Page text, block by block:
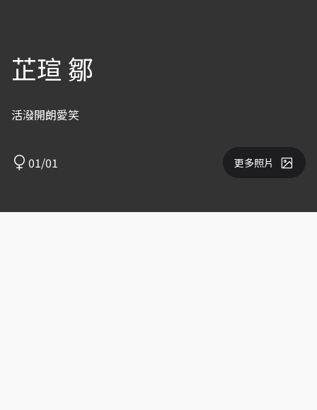
芷瑄 鄒
活潑開朗愛笑
01/01 更多照片